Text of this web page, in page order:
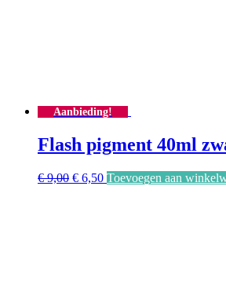
Aanbieding!
Flash pigment 40ml
€9,00 Oorspronkelijke
€ 6,50Huidige
Toevoegen aan